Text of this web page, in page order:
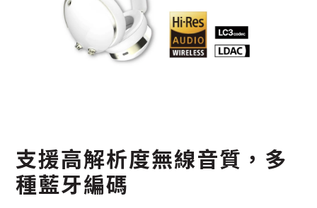
支援高解析度無線音質，多
種藍牙編碼